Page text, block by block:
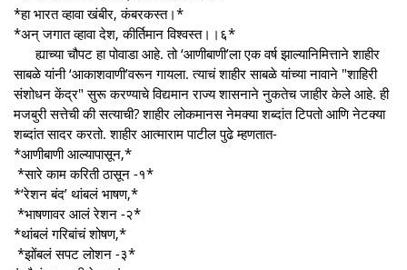
*हा भारत व्हावा खंबीर, कंबरकस्त।*
*अन् जगात व्हावा देश, कीर्तिमान विश्वस्त।।६*
ह्याच्या चौपट हा पोवाडा आहे. तो ‘आणीबाणी’ला एक वर्ष झाल्यानिमित्ताने शाहीर
साबळे यांनी ‘आकाशवाणी’वरून गायला. त्याचं शाहीर साबळे यांच्या नावाने "शाहिरी
संशोधन केंद्र" सुरू करण्याचे विद्यमान राज्य शासनाने नुकतेच जाहीर केले आहे. ही
मजबुरी सत्तेची की सत्याची? शाहीर लोकमानस नेमक्या शब्दांत टिपतो आणि नेटक्या
शब्दांत सादर करतो. शाहीर आत्माराम पाटील पुढे म्हणतात-
*आणीबाणी आल्यापासून,*
*सारे काम करिती ठासून -१*
*‘रेशन बंद’ थांबलं भाषण,*
*भाषणावर आलं रेशन -२*
*थांबलं गरिबांचं शोषण,*
*झोंबलं सपट लोशन -३*